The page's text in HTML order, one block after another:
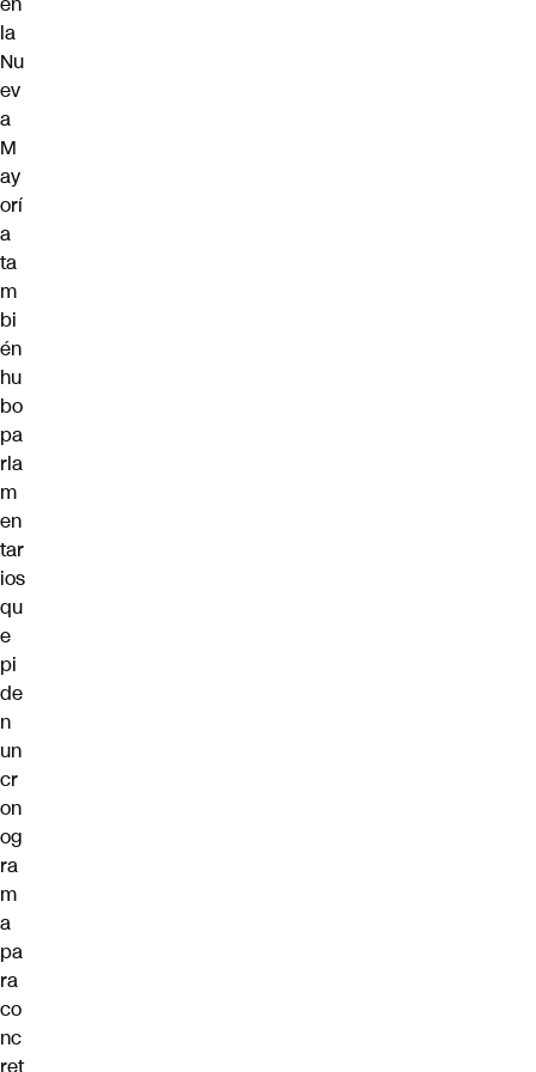
la
Nu
ev
a
M
ay
orí
a
ta
m
bi
én
hu
bo
pa
rla
m
en
tar
ios
qu
e
pi
de
n
un
cr
on
og
ra
m
a
pa
ra
co
nc
ret